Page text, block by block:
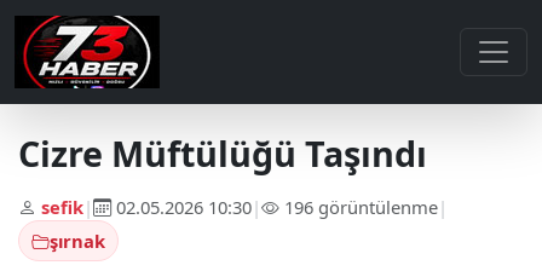
Cizre Müftülüğü Taşındı
sefik| 02.05.2026 10:30| 196 görüntülenme|
şırnak